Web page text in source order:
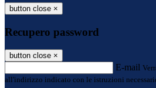
button close ×
Recupero password
button close ×
E-mail
all'indirizzo indicato con le istruzioni